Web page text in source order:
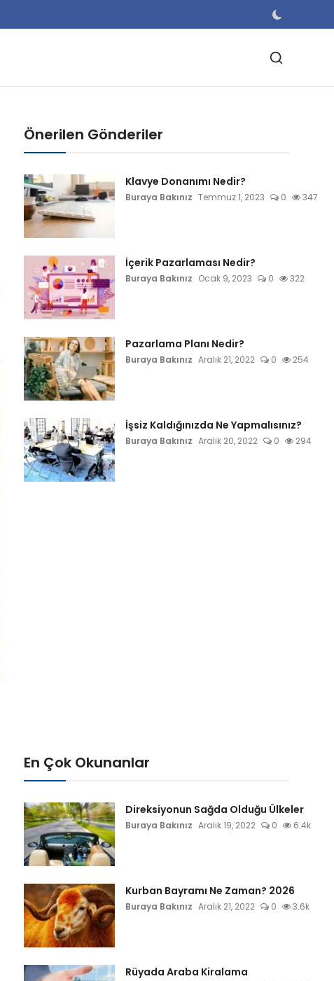
Önerilen Gönderiler
Klavye Donanımı Nedir?
Buraya Bakınız Temmuz 1, 2023 0 347
İçerik Pazarlaması Nedir?
Buraya Bakınız Ocak 9, 2023 0 322
Pazarlama Planı Nedir?
Buraya Bakınız Aralık 21, 2022 0 254
İşsiz Kaldığınızda Ne Yapmalısınız?
Buraya Bakınız Aralık 20, 2022 0 294
En Çok Okunanlar
Direksiyonun Sağda Olduğu Ülkeler
Buraya Bakınız Aralık 19, 2022 0 6.4k
Kurban Bayramı Ne Zaman? 2026
Buraya Bakınız Aralık 21, 2022 0 3.6k
Rüyada Araba Kiralama